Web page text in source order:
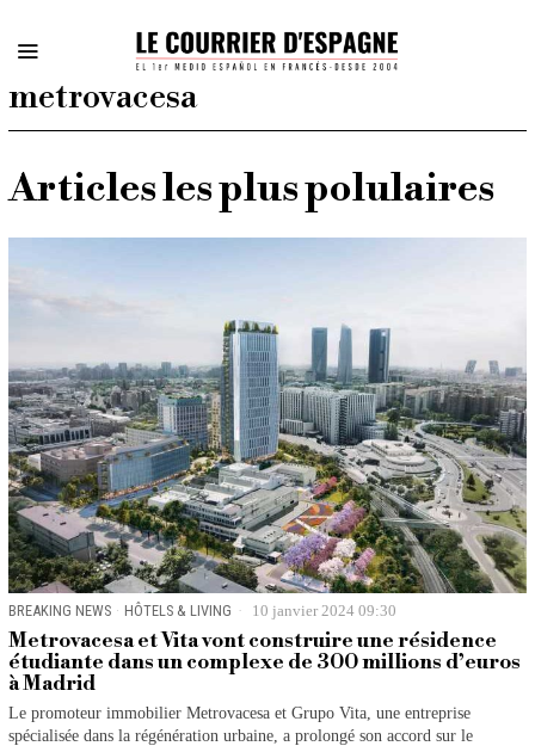
metrovacesa
Articles les plus polulaires
BREAKING NEWS · HÔTELS & LIVING 10 janvier 2024 09:30
Metrovacesa et Vita vont construire une résidence
étudiante dans un complexe de 300 millions d’euros
à Madrid
Le promoteur immobilier Metrovacesa et Grupo Vita, une entreprise
spécialisée dans la régénération urbaine, a prolongé son accord sur le